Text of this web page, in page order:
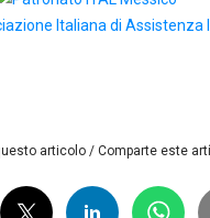
articolo / Comparte este